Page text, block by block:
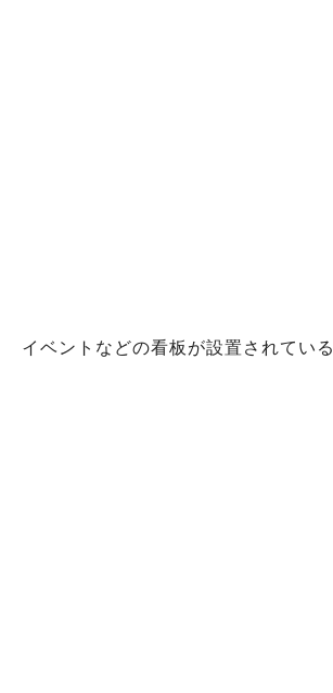
イベントなどの看板が設置されている